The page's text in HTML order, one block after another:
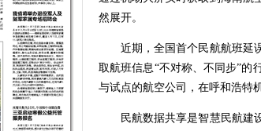
然展开。
近期，全国首个民航航班延误
取航班信息“不对称、不同步”的
与试点的航空公司，在呼和浩特
民航数据共享是智慧民航建设